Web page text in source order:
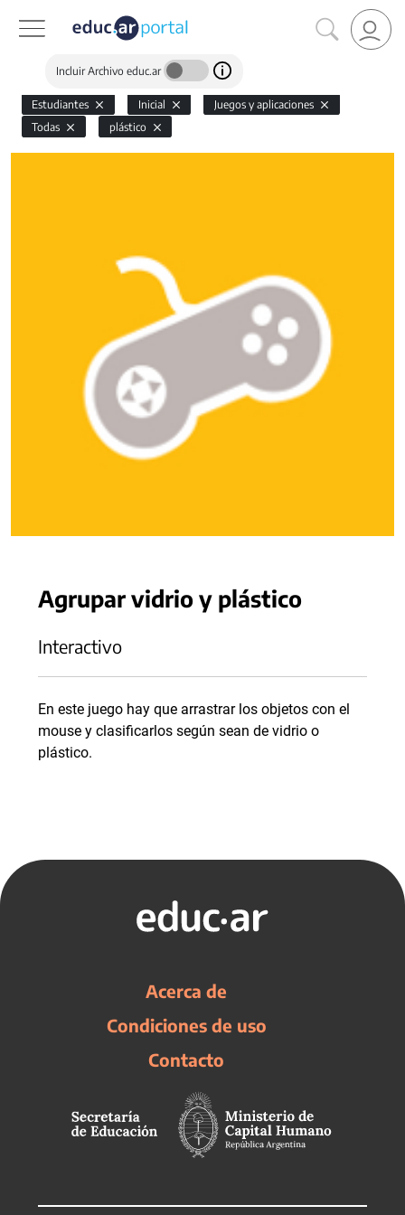
Incluir Archivo educ.ar
Estudiantes Inicial
Juegos y aplicaciones
Todas
plástico
Agrupar vidrio y plástico
Interactivo
En este juego hay que arrastrar los objetos con el
mouse y clasificarlos según sean de vidrio o
plástico.
Acerca de
Condiciones de uso
Contacto